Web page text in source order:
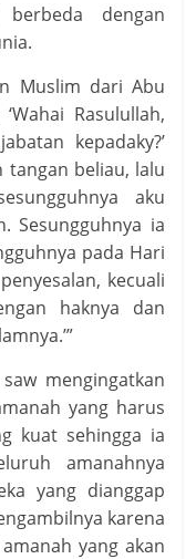
dengan
Muslim dari Abu
Rasulullah,
kepadaky?’
tangan beliau, lalu
aku
Sesungguhnya ia
pada Hari
kecuali
haknya dan
mengingatkan
yang harus
kuat sehingga ia
amanahnya
yang dianggap
karena
yang akan